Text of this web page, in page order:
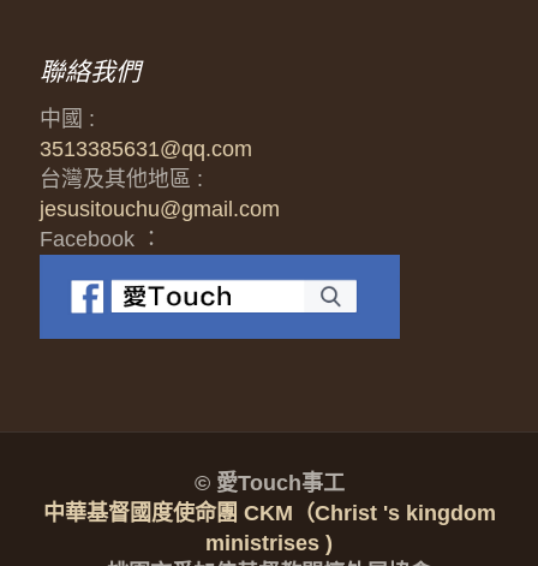
聯絡我們
中國 :
3513385631@qq.com
台灣及其他地區 :
jesusitouchu@gmail.com
Facebook ：
© 愛Touch事工
中華基督國度使命團 CKM（Christ 's kingdom
ministrises )